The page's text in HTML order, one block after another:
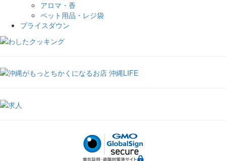
アロマ・香
ペット用品・レジ袋
プライスダウン